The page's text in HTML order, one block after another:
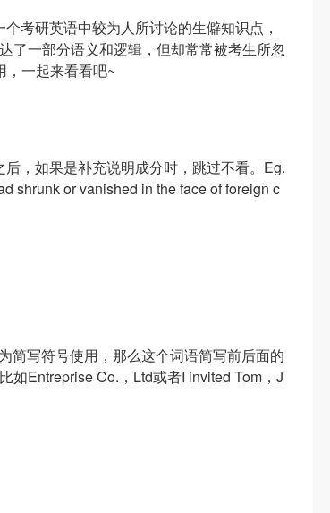
考研英语中较为人所讨论的生僻知识点，
了一部分语义和逻辑，但却常常被考生所忽
，一起来看看吧~
，如果是补充说明成分时，跳过不看。Eg.
shrunk or vanished in the face of foreign c
简写符号使用，那么这个词语简写前后面的
如Entreprise Co.，Ltd或者I invited Tom，J